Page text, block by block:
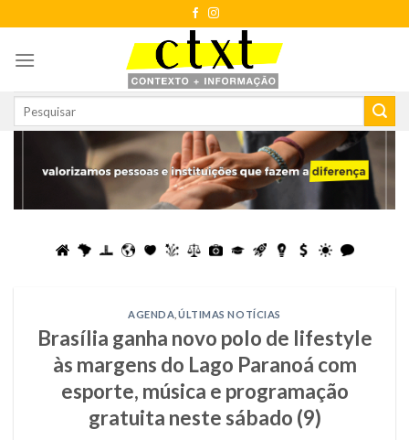
to
content
AGENDA ÚLTIMAS NOTÍCIAS
Brasília ganha novo polo de lifestyle
às margens do Lago Paranoá com
esporte, música e programação
gratuita neste sábado (9)